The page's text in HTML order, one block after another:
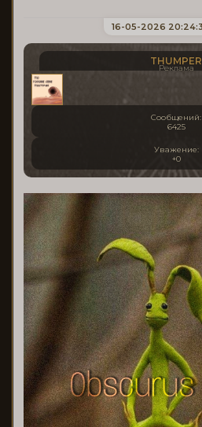
16-05-2026
THUMPER
Реклама
Сообщений:
6425
Уважение:
+0